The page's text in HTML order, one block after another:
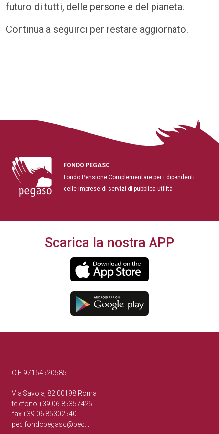
futuro di tutti, delle persone e del pianeta.
Continua a seguirci per restare aggiornato.
FONDO PEGASO
Fondo Pensione Complementare per i dipendenti
delle imprese di servizi di pubblica utilità
Scarica la nostra APP
C.F. 97154520585
Via Savoia, 82 00198 Roma
telefono +39.06.85357425
fax +39.06.85302540
pec fondopegaso@pec.it